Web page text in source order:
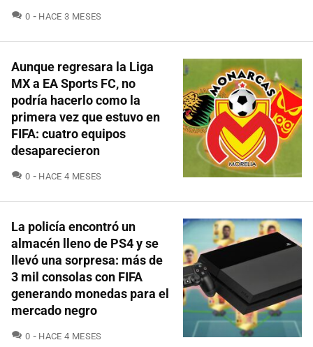
0 COMENTARIOS
HACE 3 MESES
Aunque regresara la Liga
MX a EA Sports FC, no
podría hacerlo como la
primera vez que estuvo en
FIFA: cuatro equipos
desaparecieron
0 COMENTARIOS
HACE 4 MESES
La policía encontró un
almacén lleno de PS4 y se
llevó una sorpresa: más de
3 mil consolas con FIFA
generando monedas para el
mercado negro
0 COMENTARIOS
HACE 4 MESES